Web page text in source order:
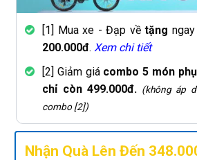
[1] Mua xe - Đạp vềtặng
200.000đ. Xem chi tiết
[2] Giảm giá combo 5 món
chỉ còn 499.000đ. (không áp
combo [2])
Nhận Quà Lên Đến